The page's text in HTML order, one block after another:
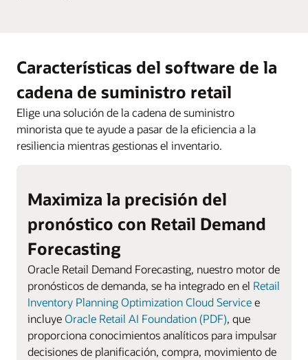
Características del software de la
cadena de suministro retail
Elige una solución de la cadena de suministro
minorista que te ayude a pasar de la eficiencia a la
resiliencia mientras gestionas el inventario.
Maximiza la precisión del
pronóstico con Retail Demand
Forecasting
Oracle Retail Demand Forecasting, nuestro motor de
pronósticos de demanda, se ha integrado en el Retail
Inventory Planning Optimization Cloud Servicee
incluyeOracle Retail AI Foundation (PDF), que
proporciona conocimientos analíticos para impulsar
decisiones de planificación, compra, movimiento de